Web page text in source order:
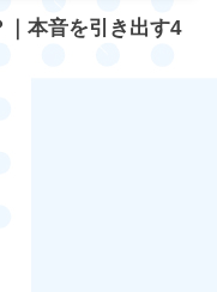
｜本音を引き出す4